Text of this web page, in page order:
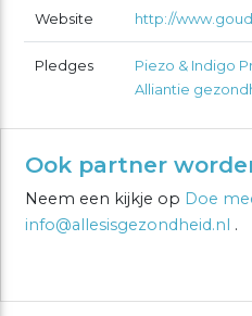
Website http://
Pledges
Piezo & Indigo
Alliantie
Ook partner
Neem een kijkje op Doe
info@allesisgezondheid.nl .